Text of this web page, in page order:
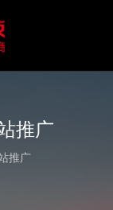
推广
推广